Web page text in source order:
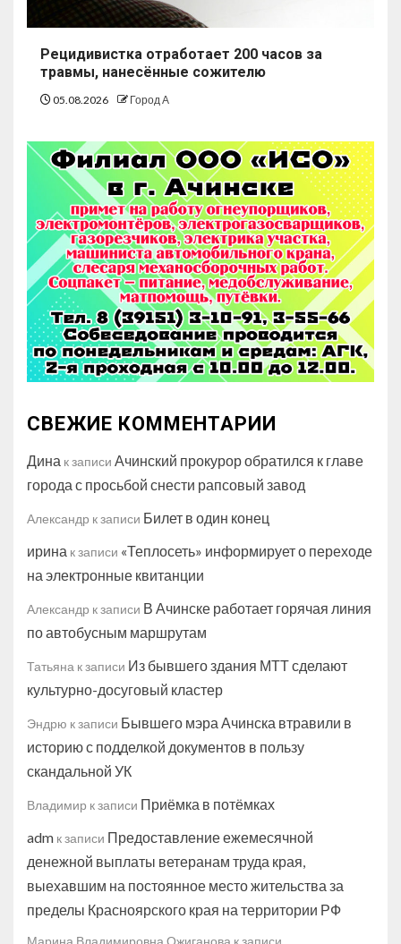
Рецидивистка отработает 200 часов за
травмы, нанесённые сожителю
05.08.2026 Город А
СВЕЖИЕ КОММЕНТАРИИ
Дина к записи Ачинский прокурор обратился к главе
города с просьбой снести рапсовый завод
Александр к записи Билет в один конец
ирина к записи «Теплосеть» информирует о переходе
на электронные квитанции
Александр к записи В Ачинске работает горячая линия
по автобусным маршрутам
Татьяна к записи Из бывшего здания МТТ сделают
культурно-досуговый кластер
Эндрю к записи Бывшего мэра Ачинска втравили в
историю с подделкой документов в пользу
скандальной УК
Владимир к записи Приёмка в потёмках
adm к записи Предоставление ежемесячной
денежной выплаты ветеранам труда края,
выехавшим на постоянное место жительства за
пределы Красноярского края на территории РФ
Марина Владимировна Ожиганова к записи